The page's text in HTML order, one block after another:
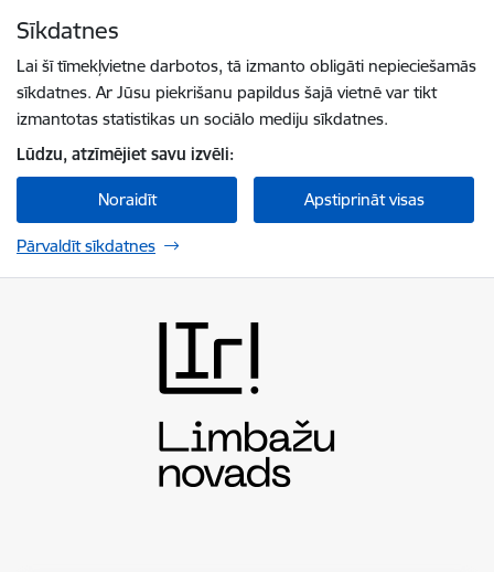
Sīkdatnes
Lai šī tīmekļvietne darbotos, tā izmanto obligāti nepieciešamās
sīkdatnes. Ar Jūsu piekrišanu papildus šajā vietnē var tikt
izmantotas statistikas un sociālo mediju sīkdatnes.
Lūdzu, atzīmējiet savu izvēli:
Noraidīt Apstiprināt visas
Pārvaldīt sīkdatnes